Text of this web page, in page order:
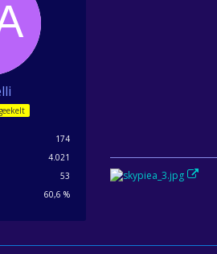
174
4.021
53
60,6 %